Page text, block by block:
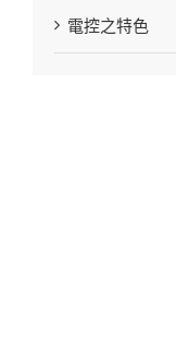
電控之特色